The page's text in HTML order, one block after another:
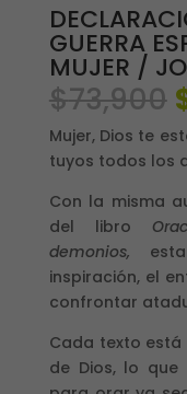
GUERRA
MUJER /
$73,900
Mujer, Dios te
tuyos todos los
Con la misma
del libro
demonios,
inspiración, el
confrontar
Cada texto
de Dios, lo